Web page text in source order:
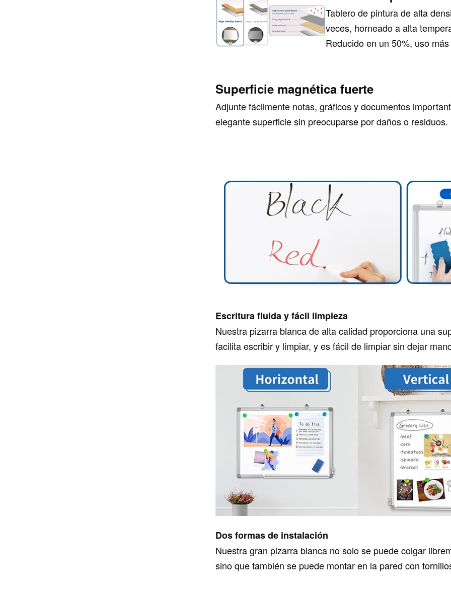
Tablero de pintura de alta
veces, horneado a alta
Reducido en un 50%, uso
Superficie magnética fuerte
Adjunte fácilmente notas, gráficos y documentos
elegante superficie sin preocuparse por daños o residuos.
Escritura fluida y fácil limpieza
Nuestra pizarra blanca de alta calidad proporciona una
facilita escribir y limpiar, y es fácil de limpiar sin dejar
Dos formas de instalación
Nuestra gran pizarra blanca no solo se puede colgar
sino que también se puede montar en la pared con